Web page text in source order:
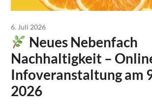
6. Juli 2026
Neues Nebenfach
Nachhaltigkeit –
Infoveranstaltung am
2026